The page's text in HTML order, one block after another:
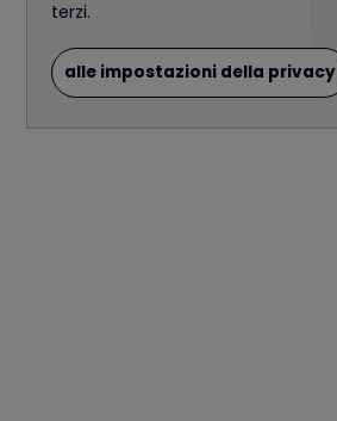
terzi.
alle impostazioni della privacy